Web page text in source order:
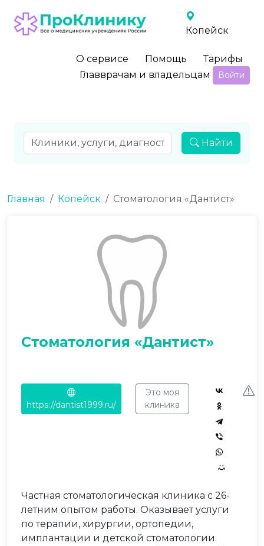
Копейск
О сервисе Помощь
Тарифы
Главврачам и владельцам
Войти
Найти
Главная Копейск Стоматология «Дантист»
Стоматология «Дантист»
https://dantist1999.ru/
Это моя
клиника
Частная стоматологическая клиника с 26-
летним опытом работы. Оказывает услуги
по терапии, хирургии, ортопедии,
имплантации и детской стоматологии.